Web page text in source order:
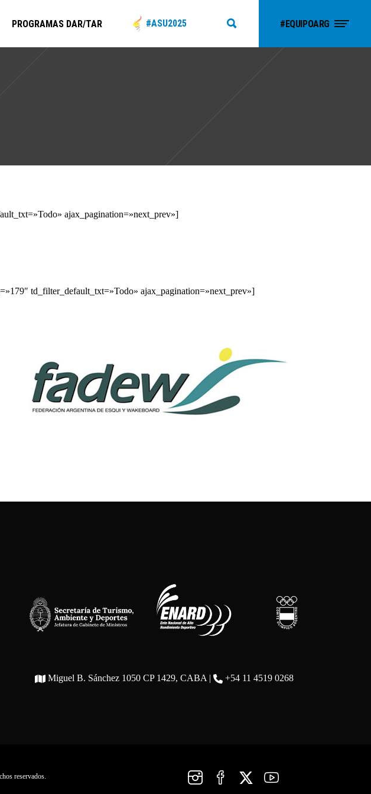
PROGRAMAS DAR/TAR #ASU2025 #EQUIPOARG
ajax_pagination=»next_prev»]
td_filter_default_txt=»Todo» ajax_pagination=»next_prev»]
Miguel B. Sánchez 1050 CP 1429, CABA | +54 11 4519 0268
reservados.